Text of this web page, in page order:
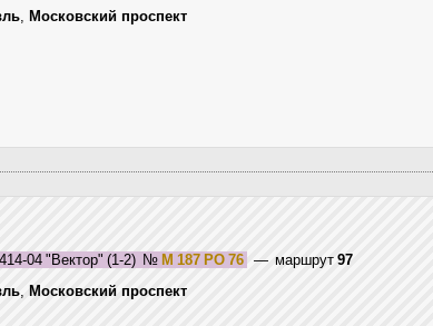
, Московский проспект
04 "Вектор" (1-2) № М 187 РО 76 — маршрут 97
, Московский проспект